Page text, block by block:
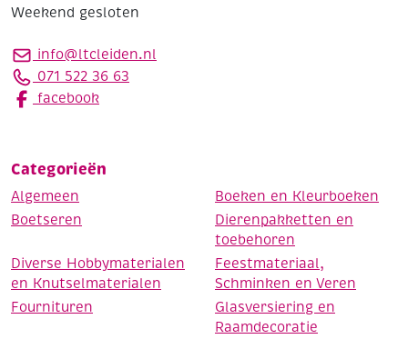
Weekend gesloten
info@ltcleiden.nl
071 522 36 63
facebook
Categorieën
Algemeen
Boeken en Kleurboeken
Boetseren
Dierenpakketten en
toebehoren
Diverse Hobbymaterialen
en Knutselmaterialen
Feestmateriaal,
Schminken en Veren
Fournituren
Glasversiering en
Raamdecoratie